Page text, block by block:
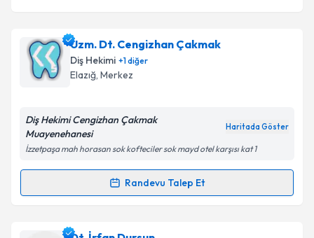
Uzm. Dt. Cengizhan Çakmak
Diş Hekimi +1diğer
Elazığ, Merkez
Diş Hekimi Cengizhan Çakmak
Muayenehanesi
Haritada Göster
İzzetpaşa mah horasan sok kofteciler sok mayd otel karşısı kat 1
Randevu Talep Et
Randevu Takvimi Talebi